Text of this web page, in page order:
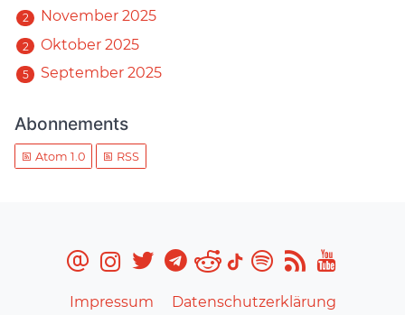
2 November 2025
2 Oktober 2025
5 September 2025
Abonnements
Atom 1.0 RSS
Impressum Datenschutzerklärung